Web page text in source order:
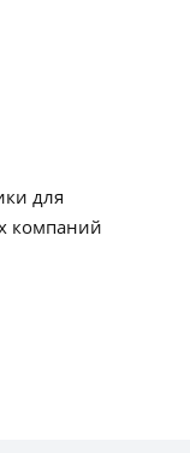
для
компаний